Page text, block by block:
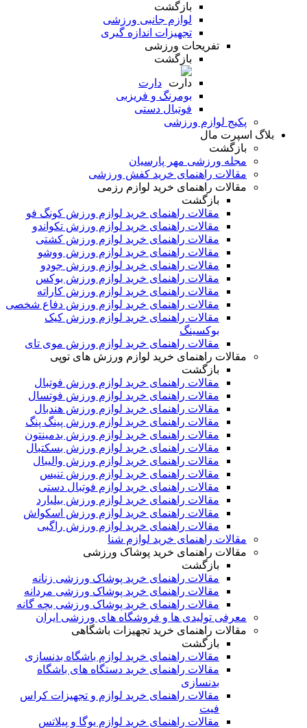
بازگشت
لوازم جانبی ورزشی
تجهیزات اندازه گیری
تفریحات ورزشی
بازگشت
دارت
بومرنگ و فریزبی
فوتبال دستی
پکیج لوازم ورزشی
بلاگ اسپرت مال
بازگشت
مجله ورزشی مهر پارسیان
مقالات راهنمای خرید کفش ورزشی
مقالات راهنمای خرید لوازم رزمی
بازگشت
مقالات راهنمای خرید لوازم ورزش کونگ فو
مقالات راهنمای خرید لوازم ورزش تکواندو
مقالات راهنمای خرید لوازم ورزش کشتی
مقالات راهنمای خرید لوازم ورزش ووشو
مقالات راهنمای خرید لوازم ورزش جودو
مقالات راهنمای خرید لوازم ورزش بوکس
مقالات راهنمای خرید لوازم ورزش کاراته
مقالات راهنمای خرید لوازم ورزش دفاع شخصی
مقالات راهنمای خرید لوازم ورزش کیک
بوکسینگ
مقالات راهنمای خرید لوازم ورزش موی تای
مقالات راهنمای خرید لوازم ورزش های توپی
بازگشت
مقالات راهنمای خرید لوازم ورزش فوتبال
مقالات راهنمای خرید لوازم ورزش فوتسال
مقالات راهنمای خرید لوازم ورزش هندبال
مقالات راهنمای خرید لوازم ورزش پینگ پنگ
مقالات راهنمای خرید لوازم ورزش بدمینتون
مقالات راهنمای خرید لوازم ورزش بسکتبال
مقالات راهنمای خرید لوازم ورزش والیبال
مقالات راهنمای خرید لوازم ورزش تنیس
مقالات راهنمای خرید لوازم فوتبال دستی
مقالات راهنمای خرید لوازم ورزش بیلیارد
مقالات راهنمای خرید لوازم ورزش اسکواش
مقالات راهنمای خرید لوازم ورزش راگبی
مقالات راهنمای خرید لوازم شنا
مقالات راهنمای خرید پوشاک ورزشی
بازگشت
مقالات راهنمای خرید پوشاک ورزشی زنانه
مقالات راهنمای خرید پوشاک ورزشی مردانه
مقالات راهنمای خرید پوشاک ورزشی بچه گانه
معرفی تولیدی ها و فروشگاه های ورزشی ایران
مقالات راهنمای خرید تجهیزات باشگاهی
بازگشت
مقالات راهنمای خرید لوازم باشگاه بدنسازی
مقالات راهنمای خرید دستگاه های باشگاه
بدنسازی
مقالات راهنمای خرید لوازم و تجهیزات کراس
فیت
مقالات راهنمای خرید لوازم یوگا و پیلاتس